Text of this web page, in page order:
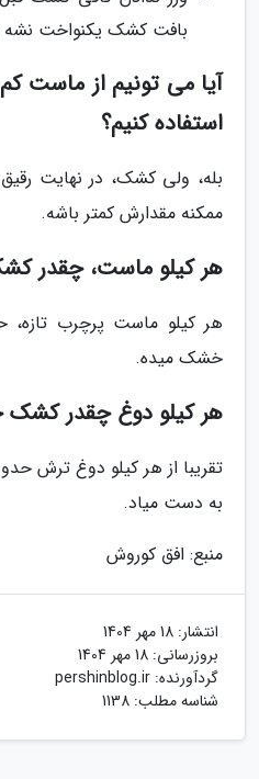
بافت کشک یکنواخت نشه
آیا می تونیم از ماست
استفاده کنیم؟
بله، ولی کشک، در نهایت
ممکنه مقدارش کمتر باشه.
هر کیلو ماست، چقدر
خشک میده.
هر کیلو دوغ چقدر
به دست میاد.
منبع: افق کوروش
انتشار: 18 مهر 1404
بروزرسانی: 18 مهر 1404
گردآورنده: pershinblog.ir
شناسه مطلب: 1138